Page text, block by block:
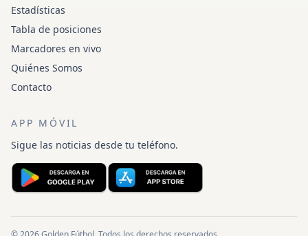
Estadísticas
Tabla de posiciones
Marcadores en vivo
Quiénes Somos
Contacto
APP MÓVIL
Sigue las noticias desde tu teléfono.